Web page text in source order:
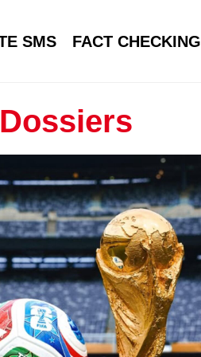
SMS FACT CHECKING